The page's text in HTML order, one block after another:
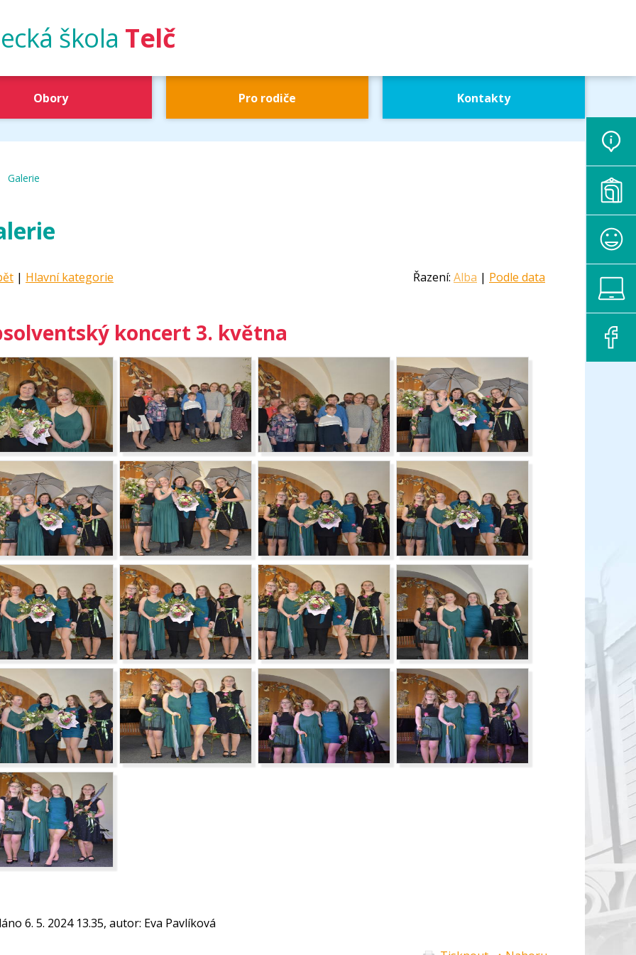
škola Telč
Obory Pro rodiče Kontakty
Telč
Galerie
Řazení: Alba | Podle data
| Hlavní kategorie
koncert 3. května
6. 5. 2024 13.35, autor: Eva Pavlíková